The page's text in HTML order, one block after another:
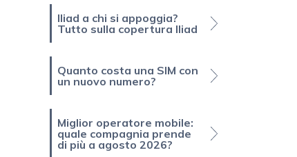
Iliad a chi si appoggia?
Tutto sulla copertura Iliad
Quanto costa una SIM con
un nuovo numero?
Miglior operatore mobile:
quale compagnia prende
di più a agosto 2026?